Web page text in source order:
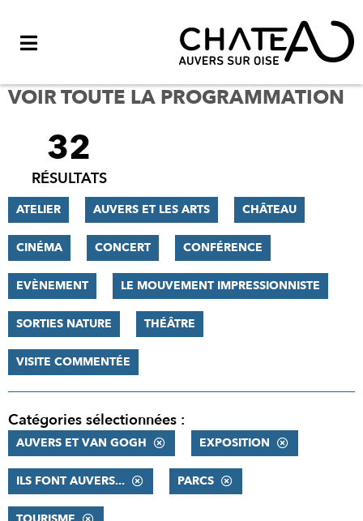
VOIR TOUTE LA PROGRAMMATION
FILTRER
RÉSULTATS
32
RÉSULTATS
ATELIER AUVERS ET LES ARTS CHÂTEAU
CINÉMA CONCERT CONFÉRENCE
EVÈNEMENT LE MOUVEMENT IMPRESSIONNISTE
SORTIES NATURE THÉÂTRE
VISITE COMMENTÉE
Catégories sélectionnées :
AUVERS ET VAN GOGH EXPOSITION
ILS FONT AUVERS... PARCS